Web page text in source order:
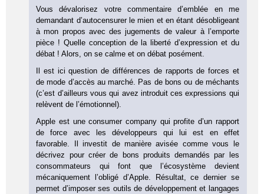
Vous dévalorisez votre commentaire d’emblée en me
demandant d’autocensurer le mien et en étant désobligeant
à mon propos avec des jugements de valeur à l’emporte
pièce ! Quelle conception de la liberté d’expression et du
débat ! Alors, on se calme et on débat posément.
Il est ici question de différences de rapports de forces et
de mode d’accès au marché. Pas de bons ou de méchants
(c’est d’ailleurs vous qui avez introduit ces expressions qui
relèvent de l’émotionnel).
Apple est une consumer company qui profite d’un rapport
de force avec les développeurs qui lui est en effet
favorable. Il investit de manière avisée comme vous le
décrivez pour créer de bons produits demandés par les
consommateurs qui font que l’écosystème devient
mécaniquement l’obligé d’Apple. Résultat, ce dernier se
permet d’imposer ses outils de développement et langages